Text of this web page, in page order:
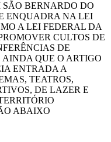
BERNARDO DO
ENQUADRA NA LEI
A LEI FEDERAL DA
CULTOS DE
DE
QUE O ARTIGO
ENTRADA A
TEATROS,
DE LAZER E
ABAIXO